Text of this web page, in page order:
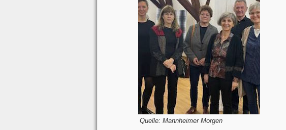
Quelle: Mannheimer Morgen